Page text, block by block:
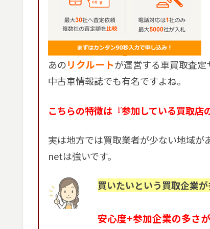
あのリクルートが運営する車買取査定
中古車情報誌でも有名ですよね。
こちらの特徴は『参加している買取店
実は地方では買取業者が少ない地域
netは強いです。
買いたいという買取企業
安心度+参加企業の多さ